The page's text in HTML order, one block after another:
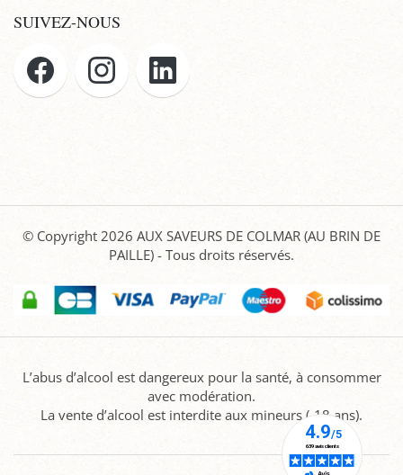
SUIVEZ-NOUS
© Copyright 2026 AUX SAVEURS DE COLMAR (AU BRIN DE
PAILLE) - Tous droits réservés.
L’abus d’alcool est dangereux pour la santé, à consommer
avec modération.
La vente d’alcool est interdite aux mineurs (-18 ans).